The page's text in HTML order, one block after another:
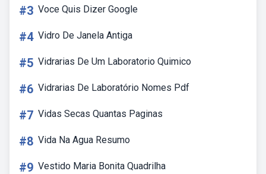
#3 Voce Quis Dizer Google
#4 Vidro De Janela Antiga
#5 Vidrarias De Um Laboratorio Quimico
#6 Vidrarias De Laboratório Nomes Pdf
#7 Vidas Secas Quantas Paginas
#8 Vida Na Agua Resumo
#9 Vestido Maria Bonita Quadrilha